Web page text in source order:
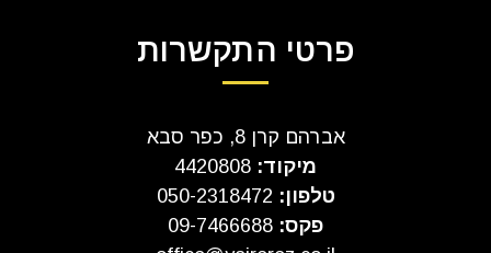
פרטי התקשרות
אברהם קרן 8, כפר סבא
מיקוד:
טלפון:
פקס: 09-7466688